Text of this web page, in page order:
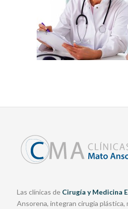
Las clínicas de Cirugía y Medicina
Ansorena, integran cirugía